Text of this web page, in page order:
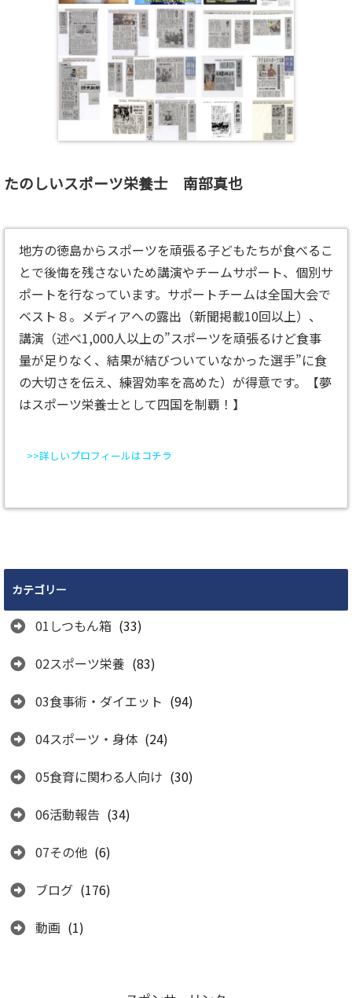
たのしいスポーツ栄養士 南部真也
地方の徳島からスポーツを頑張る子どもたちが食べるこ
とで後悔を残さないため講演やチームサポート、個別サ
ポートを行なっています。サポートチームは全国大会で
ベスト８。メディアへの露出（新聞掲載10回以上）、
講演（述べ1,000人以上の”スポーツを頑張るけど食事
量が足りなく、結果が結びついていなかった選手”に食
の大切さを伝え、練習効率を高めた）が得意です。【夢
はスポーツ栄養士として四国を制覇！】
>>詳しいプロフィールはコチラ
カテゴリー
01しつもん箱 (33)
02スポーツ栄養 (83)
03食事術・ダイエット (94)
04スポーツ・身体 (24)
05食育に関わる人向け (30)
06活動報告 (34)
07その他 (6)
ブログ (176)
動画 (1)